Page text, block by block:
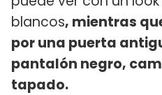
blancos, mientras
por una puerta
pantalón negro,
tapado.